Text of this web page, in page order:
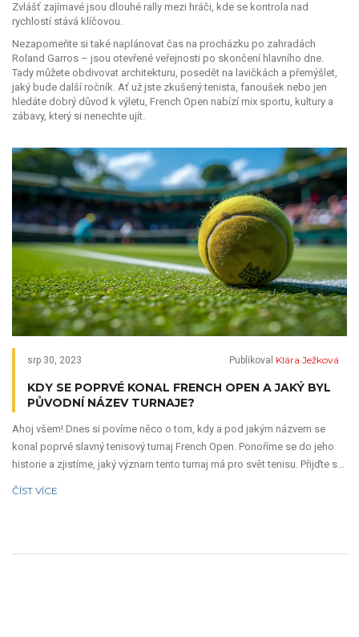
Zvlášť zajímavé jsou dlouhé rally mezi hráči, kde se kontrola nad
rychlostí stává klíčovou.
Nezapomeňte si také naplánovat čas na procházku po zahradách
Roland Garros – jsou otevřené veřejnosti po skončení hlavního dne.
Tady můžete obdivovat architekturu, posedět na lavičkách a přemýšlet,
jaký bude další ročník. Ať už jste zkušený tenista, fanoušek nebo jen
hledáte dobrý důvod k výletu, French Open nabízí mix sportu, kultury a
zábavy, který si nenechte ujít.
srp 30, 2023 Publikoval Klára Ježková
KDY SE POPRVÉ KONAL FRENCH OPEN A JAKÝ BYL
PŮVODNÍ NÁZEV TURNAJE?
Ahoj všem! Dnes si povíme něco o tom, kdy a pod jakým názvem se
konal poprvé slavný tenisový turnaj French Open. Ponoříme se do jeho
historie a zjistíme, jaký význam tento turnaj má pro svět tenisu. Přijďte se
ČÍST VÍCE